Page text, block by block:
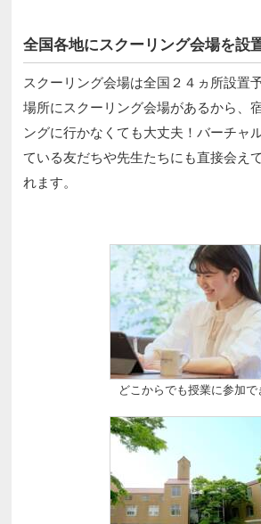
全国各地にスクーリング会場を設
スクーリング会場は全国２４ヵ所設置
場所にスクーリング会場があるから、
ングに行かなくても大丈夫！バーチャ
ている友だちや先生たちにも直接会え
れます。
どこからでも授業に参加で